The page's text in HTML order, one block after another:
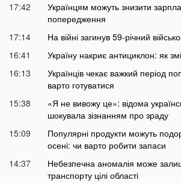
17:42
Українцям можуть знизити
попередження
17:14
На війні загинув 59-річний
16:41
Україну накриє антициклон: як
16:13
Українців чекає важкий період
варто готуватися
15:38
«Я не вивожу це»: відома
шокувала зізнанням про зраду
15:09
Популярні продукти можуть
осені: чи варто робити запаси
14:37
Небезпечна аномалія може
транспорту цілі області